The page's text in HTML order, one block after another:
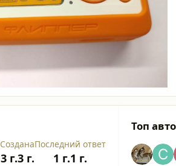
Создана
3 г.3 г.
Последний ответ
1 г.1 г.
Топ